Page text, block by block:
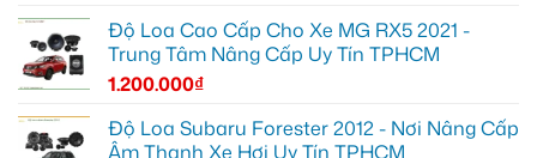
Độ Loa Cao Cấp Cho Xe MG RX5 2021 -
Trung Tâm Nâng Cấp Uy Tín TPHCM
1.200.000₫
Độ Loa Subaru Forester 2012 - Nơi Nâng Cấp
Âm Thanh Xe Hơi Uy Tín TPHCM